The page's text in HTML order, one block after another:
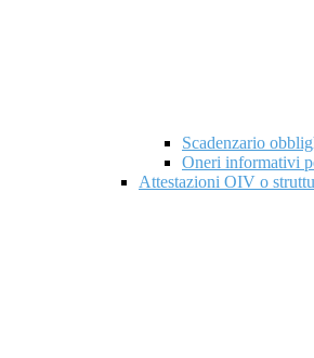
Scadenzario
Oneri informativi
Attestazioni OIV o